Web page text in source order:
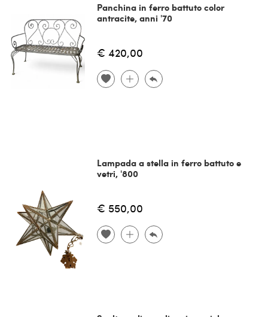
Panchina in ferro battuto color
antracite, anni '70
€ 420,00
Lampada a stella in ferro battuto e
vetri, '800
€ 550,00